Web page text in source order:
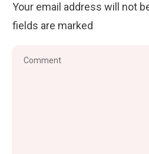
Your email address will not
fields are marked